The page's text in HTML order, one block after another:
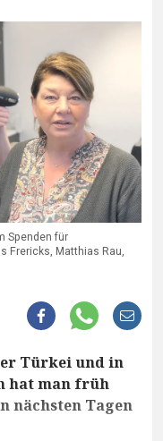
Spenden für
Frericks, Matthias Rau,
Türkei und in
hat man früh
nächsten Tagen